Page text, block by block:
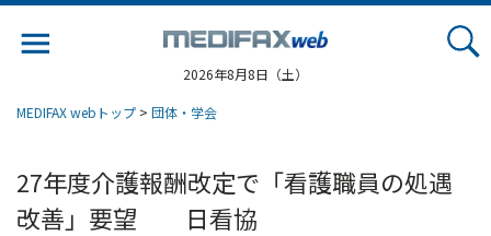
2026年8月8日（土）
MEDIFAX webトップ > 団体・学会
27年度介護報酬改定で「看護職員の処遇
改善」要望 日看協